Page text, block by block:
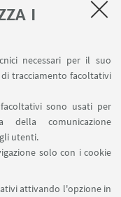
I
necessari per il suo
tracciamento facoltativi
sono usati per
della comunicazione
utenti.
solo con i cookie
attivando l'opzione in
Leaflet